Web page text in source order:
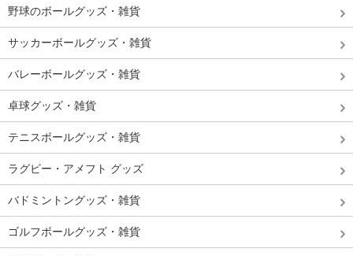
野球のボールグッズ・雑貨
サッカーボールグッズ・雑貨
バレーボールグッズ・雑貨
卓球グッズ・雑貨
テニスボールグッズ・雑貨
ラグビー・アメフト グッズ
バドミントングッズ・雑貨
ゴルフボールグッズ・雑貨